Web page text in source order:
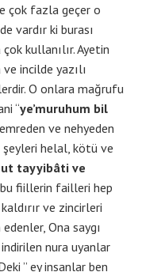
çok fazla geçer o
vardır ki burası
kullanılır. Ayetin
incilde yazılı
O onlara mağrufu
“ye’muruhum bil
ve nehyeden
helal, kötü ve
tayyibâti ve
fiillerin failleri hep
ve zincirleri
Ona saygı
nura uyanlar
” ey insanlar ben